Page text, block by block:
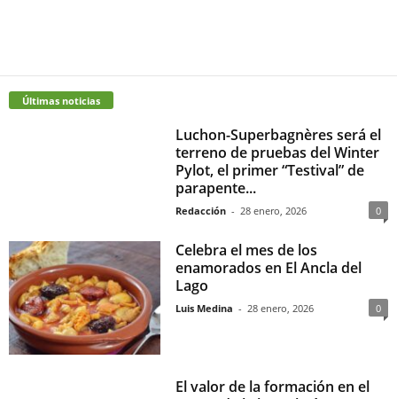
Últimas noticias
Luchon-Superbagnères será el
terreno de pruebas del Winter
Pylot, el primer “Testival” de
parapente...
Redacción - 28 enero, 2026 0
Celebra el mes de los
enamorados en El Ancla del
Lago
Luis Medina - 28 enero, 2026 0
El valor de la formación en el